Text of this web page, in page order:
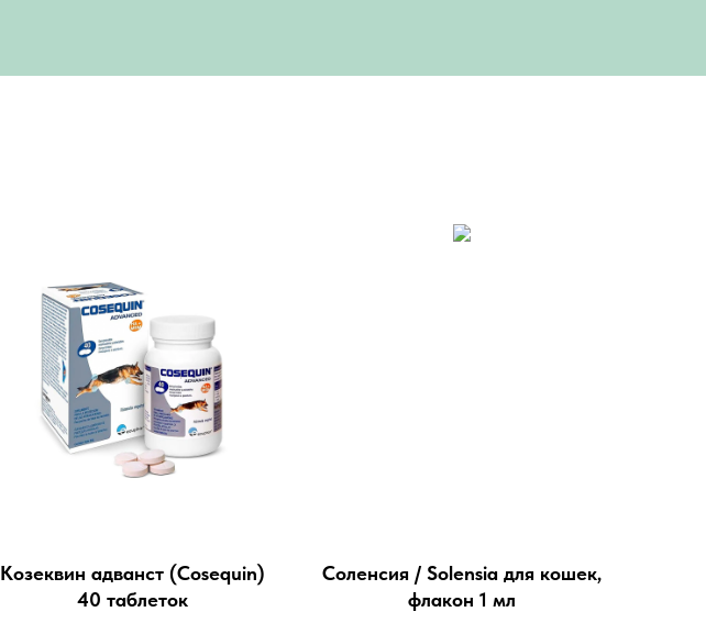
Козеквин адванст (Cosequin)
40 таблеток
Соленсия / Solensia для кошек,
флакон 1 мл